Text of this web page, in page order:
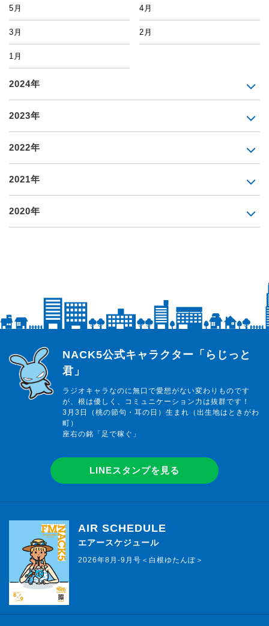
5月 4月
3月 2月
1月
2024年
2023年
2022年
2021年
2020年
らじっと君
NACK5公式キャラクター「らじっと
君」
ラジオキャラなのに無口で愛想がない変わりものです
が、根は優しく、コミュニケーション力は抜群です！
3月3日（桃の節句・耳の日）生まれ（出生地はときがわ
町）
座右の銘「足で稼ぐ」
LINEスタンプを見る
AIR SCHEDULE
エアースケジュール
2026年8月-9月号＜白根ゆたんぽ＞